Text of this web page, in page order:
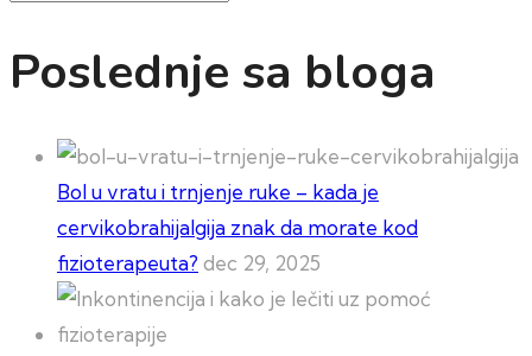
Poslednje sa bloga
Bol u vratu i trnjenje ruke – kada je
cervikobrahijalgija znak da morate kod
fizioterapeuta? dec 29, 2025